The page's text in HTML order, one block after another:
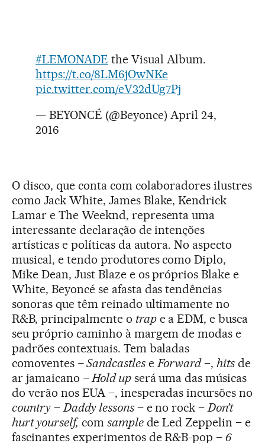
#LEMONADE the Visual Album.
https://t.co/8LM6jOwNKe
pic.twitter.com/eV32dUg7Pj
— BEYONCÉ (@Beyonce) April 24,
2016
O disco, que conta com colaboradores ilustres
como Jack White, James Blake, Kendrick
Lamar e The Weeknd, representa uma
interessante declaração de intenções
artísticas e políticas da autora. No aspecto
musical, e tendo produtores como Diplo,
Mike Dean, Just Blaze e os próprios Blake e
White, Beyoncé se afasta das tendências
sonoras que têm reinado ultimamente no
R&B, principalmente o trape a EDM, e busca
seu próprio caminho à margem de modas e
padrões contextuais. Tem baladas
comoventes – SandcastleseForward–,hits de
ar jamaicano – Hold upserá uma das músicas
do verão nos EUA –, inesperadas incursões no
country–Daddy lessons– e no rock –Don’t
hurt yourself,com samplede Led Zeppelin – e
fascinantes experimentos de R&B-pop – 6